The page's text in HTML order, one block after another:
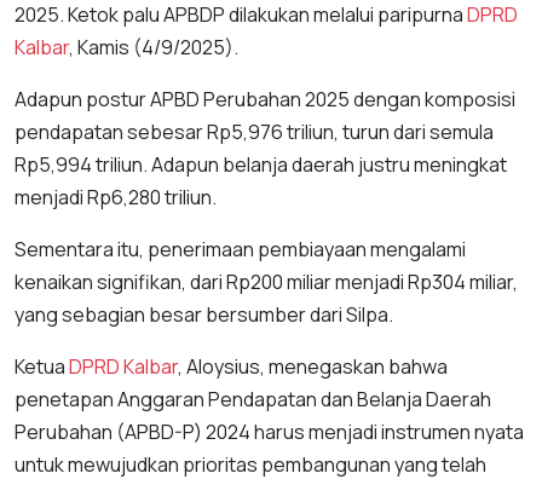
2025. Ketok palu APBDP dilakukan melalui paripurnaDPRD
Kalbar, Kamis (4/9/2025).
Adapun postur APBD Perubahan 2025 dengan komposisi
pendapatan sebesar Rp5,976 triliun, turun dari semula
Rp5,994 triliun. Adapun belanja daerah justru meningkat
menjadi Rp6,280 triliun.
Sementara itu, penerimaan pembiayaan mengalami
kenaikan signifikan, dari Rp200 miliar menjadi Rp304 miliar,
yang sebagian besar bersumber dari Silpa.
KetuaDPRD Kalbar, Aloysius, menegaskan bahwa
penetapan Anggaran Pendapatan dan Belanja Daerah
Perubahan (APBD-P) 2024 harus menjadi instrumen nyata
untuk mewujudkan prioritas pembangunan yang telah